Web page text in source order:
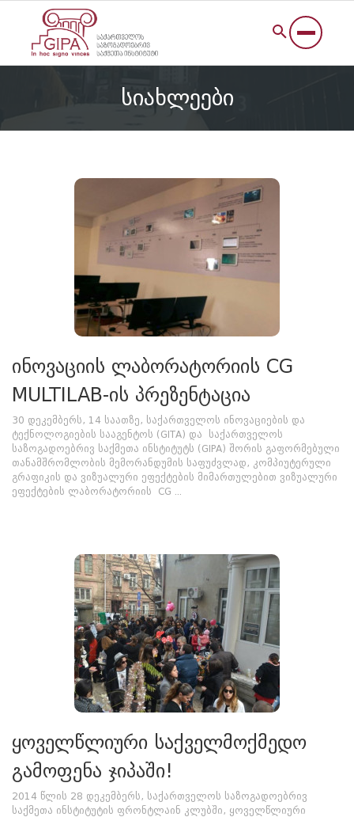
სიახლეები
ინოვაციის ლაბორატორიის CG
MULTILAB-ის პრეზენტაცია
30 დეკემბერს, 14 საათზე, საქართველოს ინოვაციების და
ტექნოლოგიების სააგენტოს (GITA) და საქართველოს
საზოგადოებრივ საქმეთა ინსტიტუტს (GIPA) შორის გაფორმებული
თანამშრომლობის მემორანდუმის საფუძვლად, კომპიუტერული
გრაფიკის და ვიზუალური ეფექტების მიმართულებით ვიზუალური
ეფექტების ლაბორატორიის CG ...
ყოველწლიური საქველმოქმედო
გამოფენა ჯიპაში!
2014 წლის 28 დეკემბერს, საქართველოს საზოგადოებრივ
საქმეთა ინსტიტუტის ფრონტლაინ კლუბში, ყოველწლიური